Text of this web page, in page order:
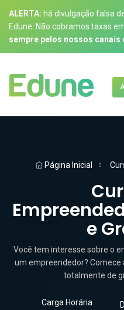
ALERTA: há divulgação falsa
Edune. Não cobramos taxas
sempre pelos nossos canais
Página Inicial
e
Você tem interesse sobre o
um empreendedor?
totalmente de
Carga Horária